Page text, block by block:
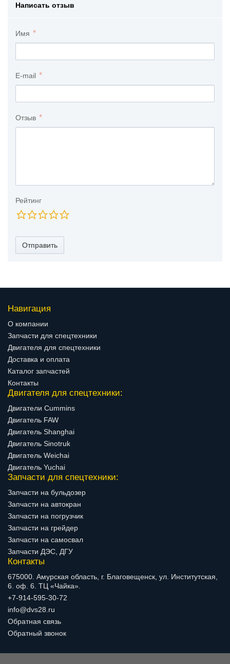
Написать отзыв
Имя
E-mail
Отзыв
Рейтинг
Отправить
Навигация
О компании
Запчасти для спецтехники
Двигателя для спецтехники
Доставка и оплата
Каталог запчастей
Контакты
Двигателя для спецтехники:
Двигатели Cummins
Двигатель FAW
Двигатель Shanghai
Двигатель Sinotruk
Двигатель Weichai
Двигатель Yuchai
Запчасти для спецтехники:
Запчасти на бульдозер
Запчасти на автокран
Запчасти на погрузчик
Запчасти на грейдер
Запчасти на самосвал
Запчасти ДЭС, ДГУ
Контакты
675000. Амурская область, г. Благовещенск, ул. Институтская,
6. оф. 6. ТЦ «Чайка».
+7-914-595-30-72
info@dvs28.ru
Обратная связь
Обратный звонок